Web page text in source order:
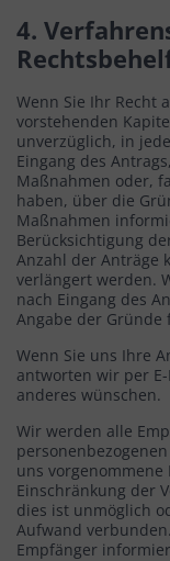
4.
Wenn Sie Ihr Recht
vorstehenden
unverzüglich, in
Eingang des
Maßnahmen oder,
haben, über die
Maßnahmen
Berücksichtigung
Anzahl der Anträge
verlängert werden.
nach Eingang des
Angabe der
Wenn Sie uns Ihre
antworten wir per
anderes wünschen.
Wir werden alle
uns
Einschränkung der
dies ist unmöglich
Aufwand
Empfänger